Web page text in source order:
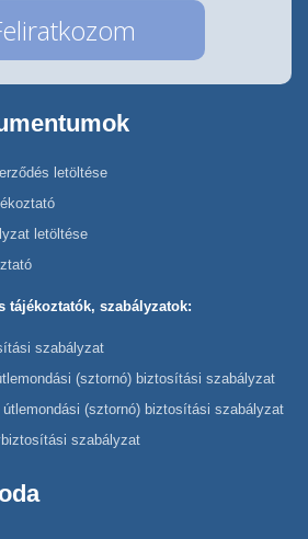
letöltése
letöltése
tájékoztatók, szabályzatok:
szabályzat
(sztornó) biztosítási szabályzat
(sztornó) biztosítási szabályzat
szabályzat